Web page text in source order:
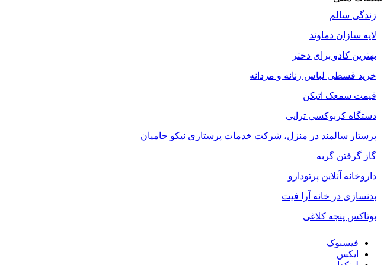
زندگی سالم
لایه سازان دماوند
بهترین کادو برای دختر
خرید قسطی لباس زنانه و مردانه
قیمت سمعک اتیکن
دستگاه کربوکسی تراپی
پرستار سالمند در منزل، شرکت خدمات پرستاری نیکو حامیان
گاز گرفتن گربه
داروخانه آنلاین پرتودارو
بدنسازی در خانه آرا فیت
بوتاکس پنجه کلاغی
فیسبوک
ایکس